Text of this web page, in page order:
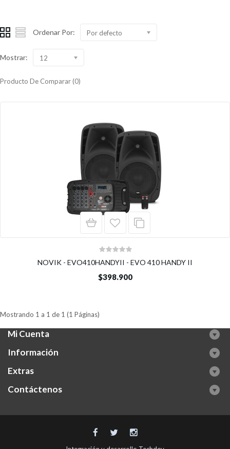
Ordenar Por: Por defecto
Mostrar: 12
Producto De Comparar (0)
NOVIK - EVO410HANDYII - EVO 410 HANDY II
$398.900
Mostrando 1 a 1 de 1 (1 Páginas)
Mi Cuenta
Información
Extras
Contáctenos